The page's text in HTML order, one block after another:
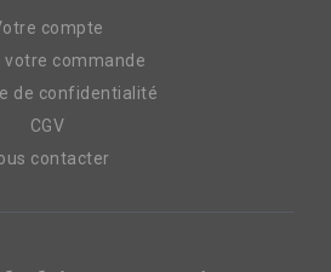
compte
votre commande
de confidentialité
CGV
contacter